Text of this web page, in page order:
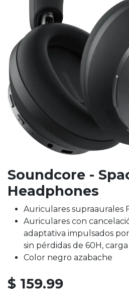
Soundcore -
Headphones
Auriculares supraaurales
Auriculares con
adaptativa impulsados
sin pérdidas de 60H,
Color negro azabache
$ 159.99